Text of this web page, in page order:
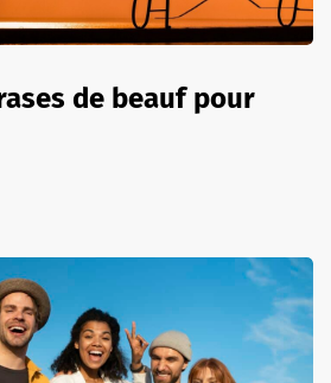
de beauf pour